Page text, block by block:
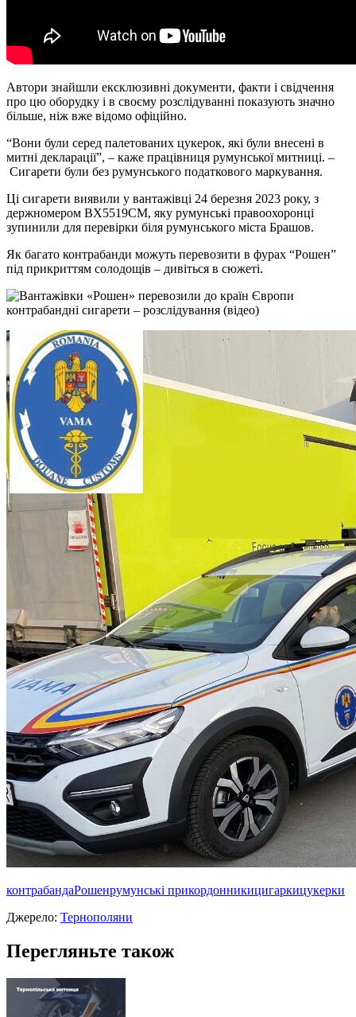
Автори знайшли ексклюзивнi документи, факти i свiдчення
про цю оборудку i в своєму розслiдуваннi показують значно
бiльше, нiж вже вiдомо офiцiйно.
“Вони були серед палетованих цукерок, якi були внесенi в
митнi декларацiї”, – каже працiвниця румунської митницi. –
Сигарети були без румунського податкового маркування.
Цi сигарети виявили у вантажiвцi 24 березня 2023 року, з
держномером ВХ5519СМ, яку румунськi правоохоронцi
зупинили для перевiрки бiля румунського мiста Брашов.
Як багато контрабанди можуть перевозити в фурах “Рошен”
пiд прикриттям солодощiв – дивiться в сюжетi.
контрабандаРошенрумунські прикордонникицигаркицукерки
Джерело: Тернополяни
Перегляньте також